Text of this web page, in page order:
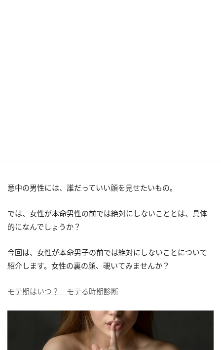
意中の男性には、誰だっていい顔を見せたいもの。
では、女性が本命男性の前では絶対にしないこととは、具体
的になんでしょうか？
今回は、女性が本命男子の前では絶対にしないことについて
紹介します。女性の裏の顔、覗いてみませんか？
モテ期はいつ？ モテる時期診断